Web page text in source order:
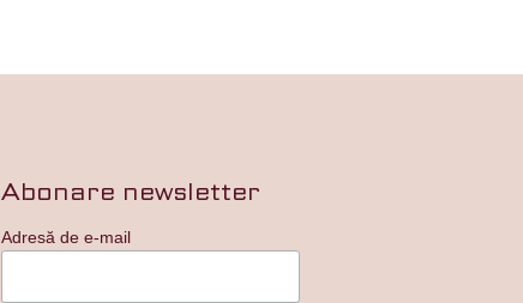
Abonare newsletter
Adresă de e-mail